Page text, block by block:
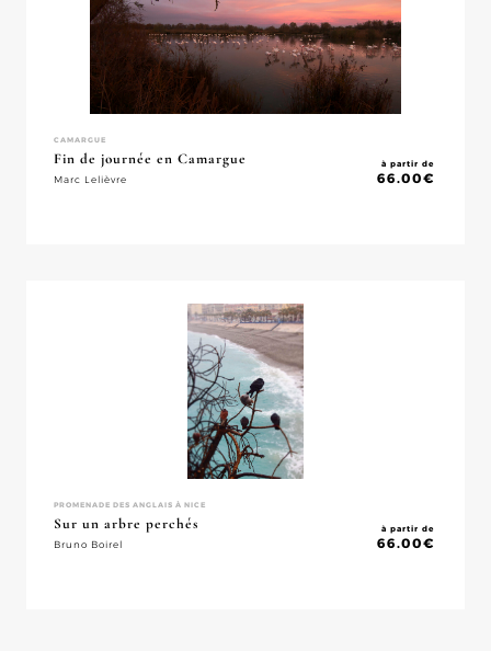
CAMARGUE
Fin de journée en Camargue
Marc Lelièvre
à partir de
66.00€
PROMENADE DES ANGLAIS À NICE
Sur un arbre perchés
Bruno Boirel
à partir de
66.00€